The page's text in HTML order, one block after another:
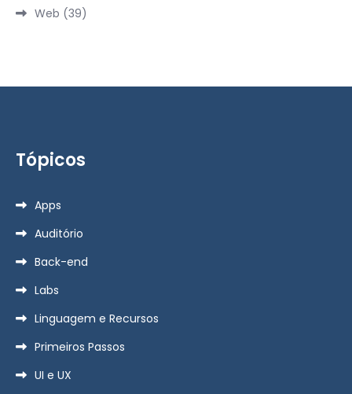
Web (39)
Tópicos
Apps
Auditório
Back-end
Labs
Linguagem e Recursos
Primeiros Passos
UI e UX